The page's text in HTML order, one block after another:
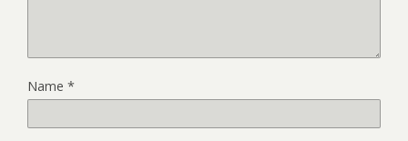
Name *